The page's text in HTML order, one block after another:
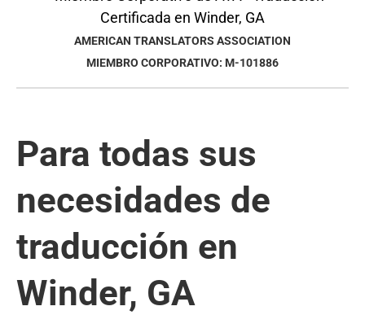
AMERICAN TRANSLATORS ASSOCIATION
MIEMBRO CORPORATIVO: M-101886
Para todas sus
necesidades de
traducción en
Winder, GA